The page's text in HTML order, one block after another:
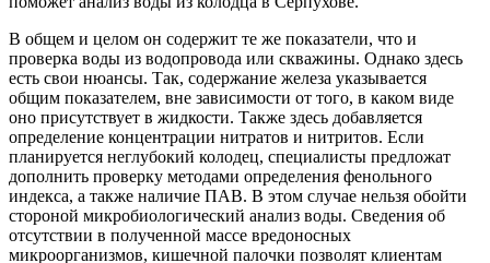
В общем и целом он содержит те же показатели, что и
проверка воды из водопровода или скважины. Однако здесь
есть свои нюансы. Так, содержание железа указывается
общим показателем, вне зависимости от того, в каком виде
оно присутствует в жидкости. Также здесь добавляется
определение концентрации нитратов и нитритов. Если
планируется неглубокий колодец, специалисты предложат
дополнить проверку методами определения фенольного
индекса, а также наличие ПАВ. В этом случае нельзя обойти
стороной микробиологический анализ воды. Сведения об
отсутствии в полученной массе вредоносных
микроорганизмов, кишечной палочки позволят клиентам